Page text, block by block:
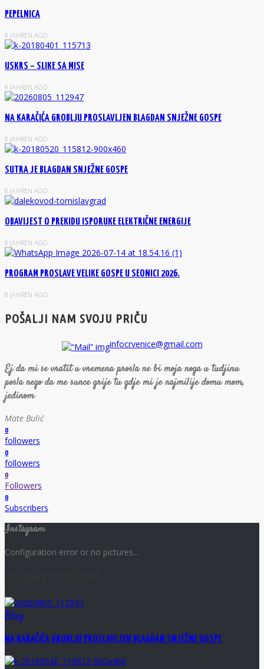
PEPELNICA
8 JAHREN AGO
USKRS – SLIKE SA MISE
8 JAHREN AGO
NA KARAČIĆA GROBLJU PROSLAVLJEN BLAGDAN SNJEŽNE GOSPE
8 JAHREN AGO
SUTRA JE BLAGDAN SNJEŽNE GOSPE
8 JAHREN AGO
OBAVIJEST O PREKIDU ISPORUKE ELEKTRIČNE ENERGIJE
8 JAHREN AGO
PROGRAM PROSLAVE VELIKE GOSPE U SEONICI 2026.
8 JAHREN AGO
POŠALJI NAM SVOJU PRIČU
infocrvenice@gmail.com
Ej da mi se vratit u vremena prosla ne bi moja noga u tudjinu
posla nego da me sunce grije tu gdje mi je najmilije domu mom,
jedinom
Mate Bulić
0
followers
0
followers
0
Followers
0
Subscribers
Instagram
Configuration error or no pictures...
Blog
NA KARAČIĆA GROBLJU PROSLAVLJEN BLAGDAN SNJEŽNE GOSPE